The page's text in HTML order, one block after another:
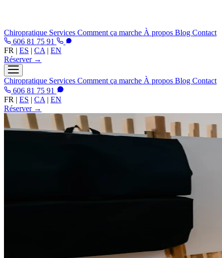
Chiropratique Services Comment ça marche À propos Blog Contact
606 81 75 91
FR | ES | CA | EN
Réserver →
Chiropratique Services Comment ça marche À propos Blog Contact
606 81 75 91
FR | ES | CA | EN
Réserver →